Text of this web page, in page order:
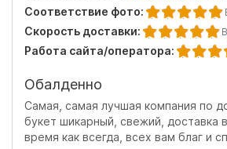
Соответствие фото:
Скорость доставки:
Работа сайта/оператора:
Обалденно
Самая, самая лучшая компания по
букет шикарный, свежий, доставка
время как всегда, всех вам благ и